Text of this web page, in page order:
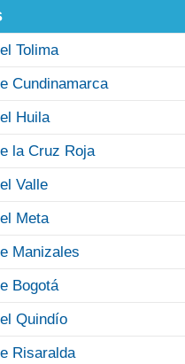
Tolima
Cundinamarca
Huila
la Cruz Roja
Valle
Meta
Manizales
Bogotá
Quindío
Risaralda